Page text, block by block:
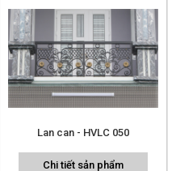
Lan can - HVLC 050
Chi tiết sản phẩm